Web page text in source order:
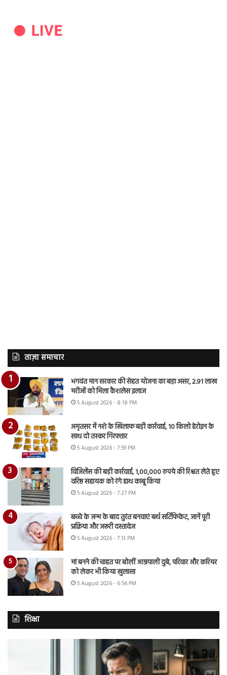
ताज़ा समाचार
भगवंत मान सरकार की सेहत योजना का बड़ा असर, 2.91 लाख
मरीजों को मिला कैशलेस इलाज
5 August 2026 - 8:18 PM
अमृतसर में नशे के खिलाफ बड़ी कार्रवाई, 10 किलो हेरोइन के
साथ दो तस्कर गिरफ्तार
5 August 2026 - 7:59 PM
विजिलेंस की बड़ी कार्रवाई, 1,00,000 रुपये की रिश्वत लेते हुए
वरिष्ठ सहायक को रंगे हाथ काबू किया
5 August 2026 - 7:27 PM
बच्चे के जन्म के बाद तुरंत बनवाएं बर्थ सर्टिफिकेट, जानें पूरी
प्रक्रिया और जरूरी दस्तावेज
5 August 2026 - 7:13 PM
मां बनने की चाहत पर बोलीं आम्रपाली दुबे, परिवार और करियर
को लेकर भी किया खुलासा
5 August 2026 - 6:56 PM
शिक्षा